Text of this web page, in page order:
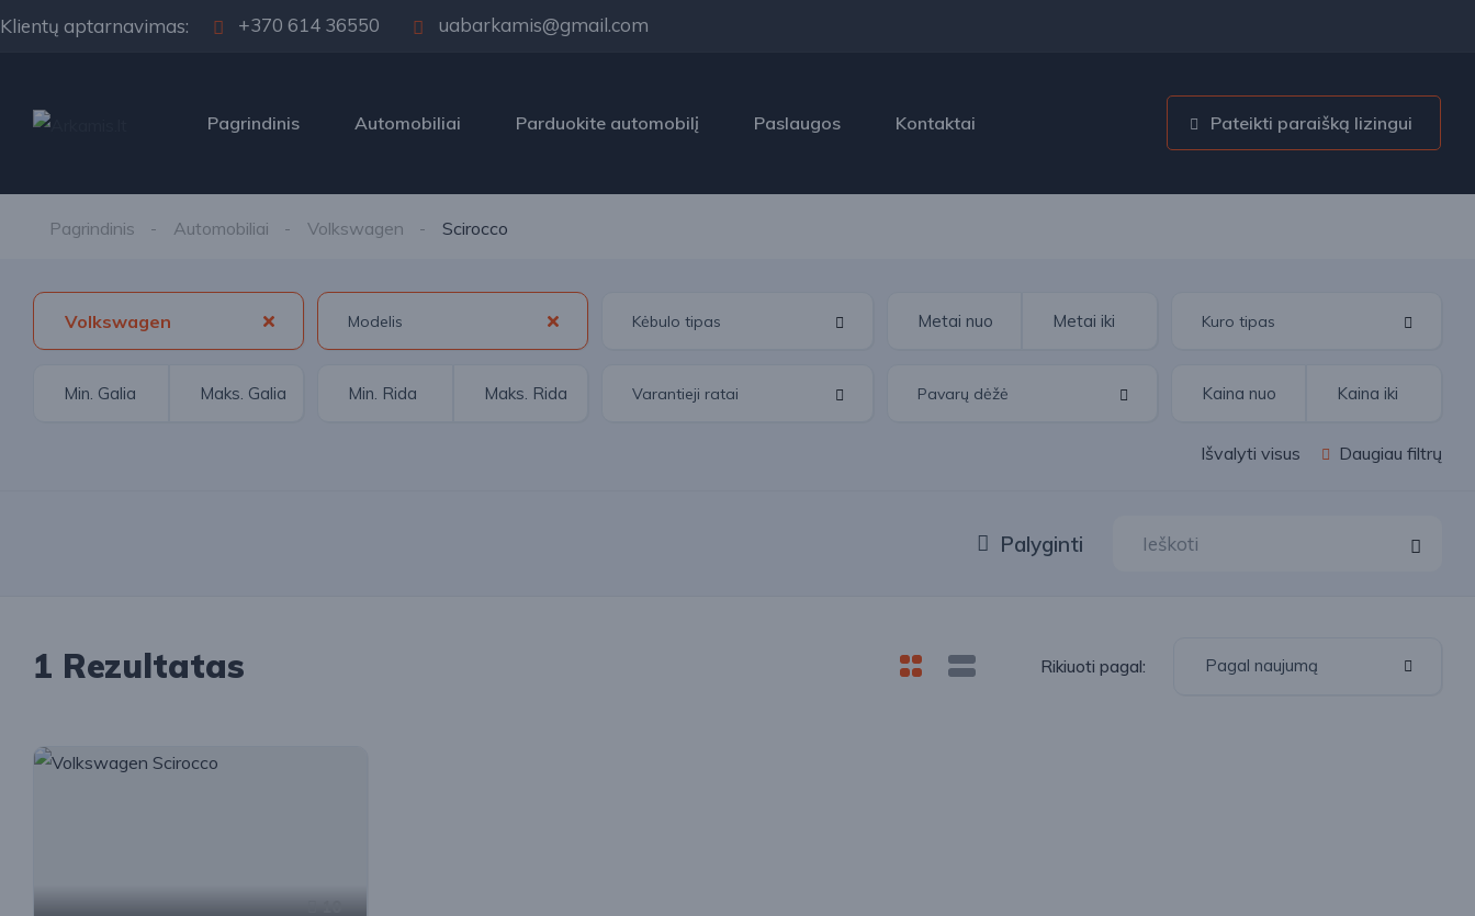
Klientų aptarnavimas: +370 614 36550 uabarkamis@gmail.com
Pagrindinis Automobiliai Parduokite automobilį Paslaugos Kontaktai Pateikti paraišką lizingui
Pagrindinis Automobiliai Volkswagen Scirocco
Volkswagen
Išvalyti visus Daugiau filtrų
Palyginti
1 Rezultatas Rikiuoti pagal: Pagal naujumą